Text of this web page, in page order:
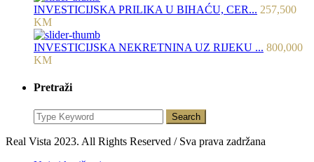
INVESTICIJSKA PRILIKA U BIHAĆU, CER... 257,500
KM
INVESTICIJSKA NEKRETNINA UZ RIJEKU ... 800,000
KM
Pretraži
Search
Real Vista 2023. All Rights Reserved / Sva prava zadržana